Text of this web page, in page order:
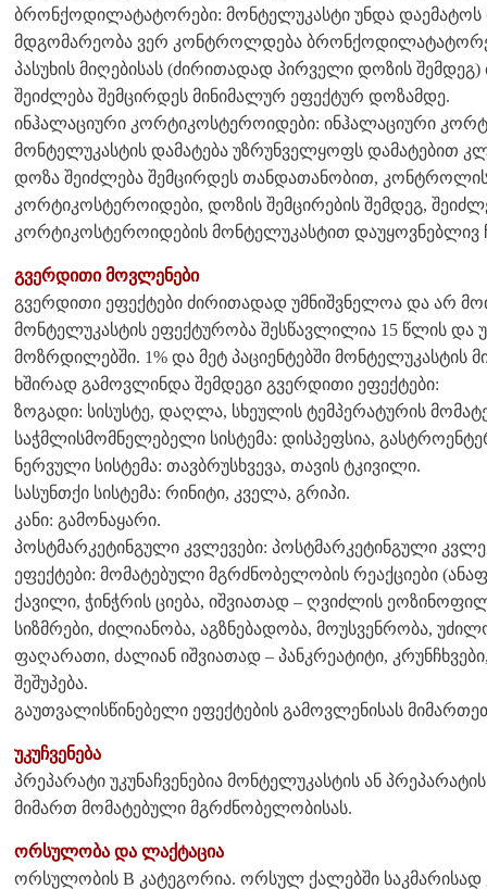
ბრონქოდილატატორები: მონტელუკასტი უნდა დაემატოს
მდგომარეობა ვერ კონტროლდება
პასუხის მიღებისას (ძირითადად პირველი დოზის
შეიძლება შემცირდეს მინიმალურ ეფექტურ დოზამდე.
ინჰალაციური კორტიკოსტეროიდები: ინჰალაციური
მონტელუკასტის დამატება უზრუნველყოფს დამატებით
დოზა შეიძლება შემცირდეს თანდათანობით, კონტროლის
კორტიკოსტეროიდები, დოზის შემცირების შემდეგ,
კორტიკოსტეროიდების მონტელუკასტით დაუყოვნებლივ
გვერდითი მოვლენები
გვერდითი ეფექტები ძირითადად უმნიშვნელოა და არ
მონტელუკასტის ეფექტურობა შესწავლილია 15 წლის და
მოზრდილებში. 1% და მეტ პაციენტებში მონტელუკასტის
ხშირად გამოვლინდა შემდეგი გვერდითი ეფექტები:
ზოგადი: სისუსტე, დაღლა, სხეულის ტემპერატურის
საჭმლისმომნელებელი სისტემა: დისპეფსია,
ნერვული სისტემა: თავბრუსხვევა, თავის ტკივილი.
სასუნთქი სისტემა: რინიტი, კველა, გრიპი.
კანი: გამონაყარი.
პოსტმარკეტინგული კვლევები: პოსტმარკეტინგული
ეფექტები: მომატებული მგრძნობელობის რეაქციები
ქავილი, ჭინჭრის ციება, იშვიათად – ღვიძლის
სიზმრები, ძილიანობა, აგზნებადობა, მოუსვენრობა,
ფაღარათი, ძალიან იშვიათად – პანკრეატიტი,
შეშუპება.
გაუთვალისწინებელი ეფექტების გამოვლენისას
უკუჩვენება
პრეპარატი უკუნაჩვენებია მონტელუკასტის ან
მიმართ მომატებული მგრძნობელობისას.
ორსულობა და ლაქტაცია
ორსულობის B კატეგორია. ორსულ ქალებში